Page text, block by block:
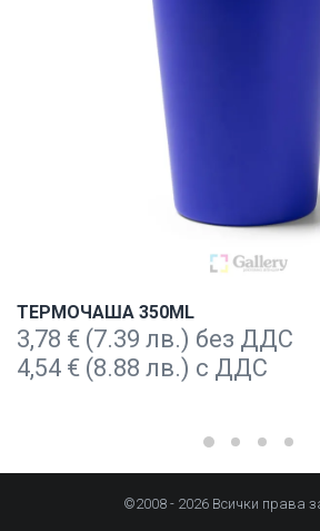
ТЕРМОЧАША 350ML
3,78 € (7.39 лв.) без ДДС
4,54 € (8.88 лв.) с ДДС
©2008 - 2026 Всички права